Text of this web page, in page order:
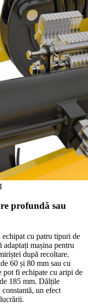
profundă sau
cu patru tipuri de
mașina pentru
după recoltare.
60 și 80 mm sau cu
fi echipate cu aripi de
185 mm. Dălțile
un efect